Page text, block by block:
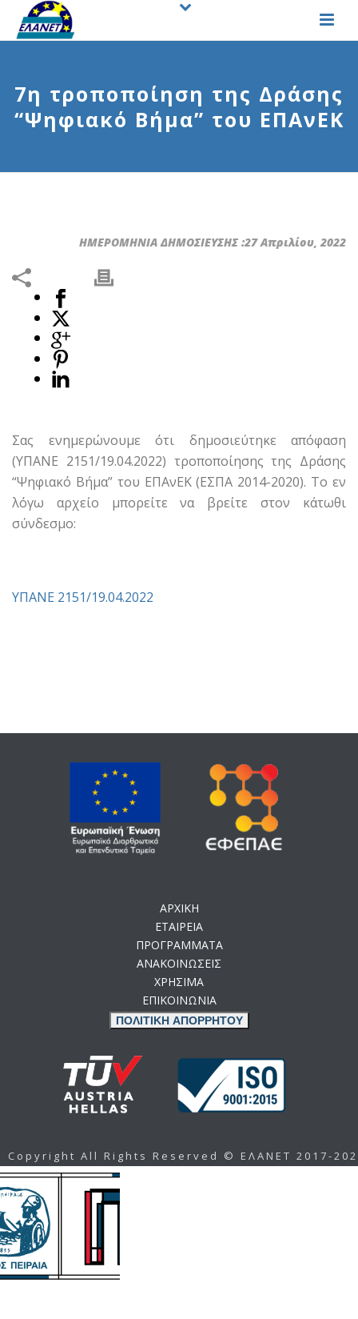
7η τροποποίηση της Δράσης
“Ψηφιακό Βήμα” του ΕΠΑνΕΚ
ΗΜΕΡΟΜΗΝΙΑ ΔΗΜΟΣΙΕΥΣΗΣ :27 Απριλίου, 2022
Σας ενημερώνουμε ότι δημοσιεύτηκε απόφαση
(ΥΠΑΝΕ 2151/19.04.2022) τροποποίησης της Δράσης
“Ψηφιακό Βήμα” του ΕΠΑνΕΚ (ΕΣΠΑ 2014-2020). Το εν
λόγω αρχείο μπορείτε να βρείτε στον κάτωθι
σύνδεσμο:
ΥΠΑΝΕ 2151/19.04.2022
ΑΡΧΙΚΗ
ΕΤΑΙΡΕΙΑ
ΠΡΟΓΡΑΜΜΑΤΑ
ΑΝΑΚΟΙΝΩΣΕΙΣ
ΧΡΗΣΙΜΑ
ΕΠΙΚΟΙΝΩΝΙΑ
ΠΟΛΙΤΙΚΗ ΑΠΟΡΡΗΤΟΥ
Copyright All Rights Reserved © ΕΛΑΝΕΤ 2017-